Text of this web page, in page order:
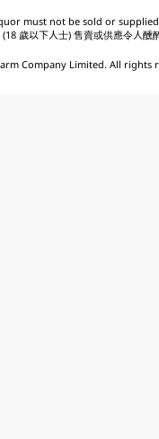
must not be sold or
歲以下人士) 售賣或供應令人醺
Company Limited. All rights